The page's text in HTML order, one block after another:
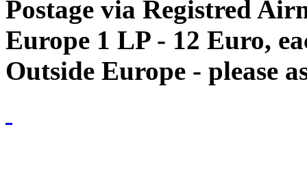
Postage via Registred
Europe 1 LP - 12 Euro,
Outside Europe - please